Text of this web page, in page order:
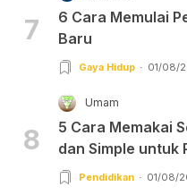
7
6 Cara Memulai
Baru
Gaya Hidup 01/08/
8
Umam
5 Cara Memakai
dan Simple untuk
Pendidikan 01/08/